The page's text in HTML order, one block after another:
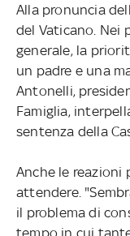
Alla pronuncia
del Vaticano. Nei
generale, la
un padre e una
Antonelli,
Famiglia,
sentenza della
Anche le
attendere.
il problema di
tempo in cui